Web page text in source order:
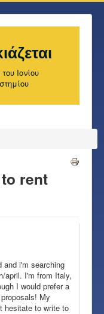
Ιονίου
rent
and i'm searching
april. I'm from Italy,
I would prefer a
My
hesitate to write to